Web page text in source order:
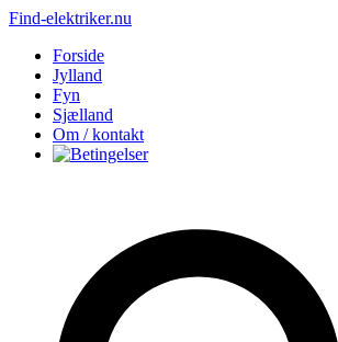
Find-elektriker.nu
Forside
Jylland
Fyn
Sjælland
Om / kontakt